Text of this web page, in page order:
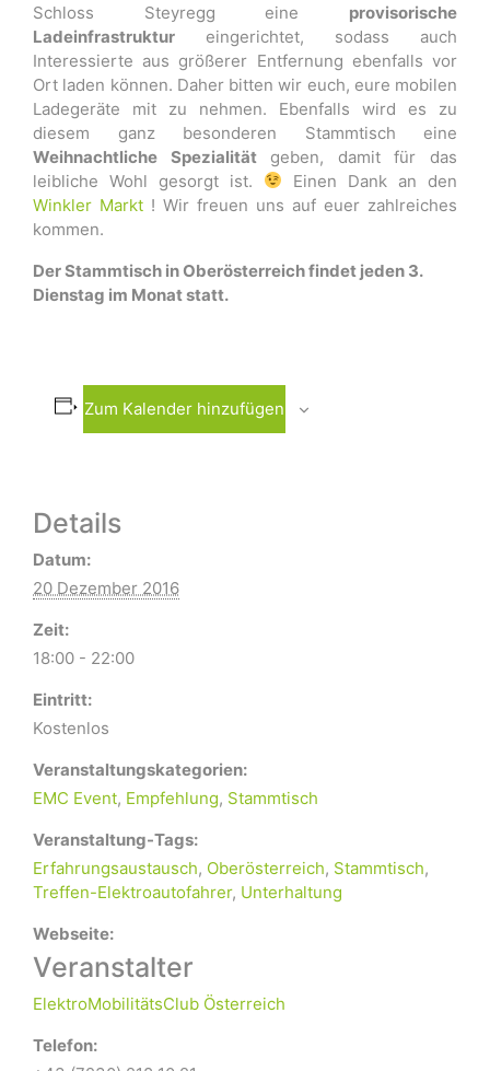
Schloss Steyregg eine provisorische
Ladeinfrastruktur eingerichtet, sodass auch
Interessierte aus größerer Entfernung ebenfalls vor
Ort laden können. Daher bitten wir euch, eure mobilen
Ladegeräte mit zu nehmen. Ebenfalls wird es zu
diesem ganz besonderen Stammtisch eine
Weihnachtliche Spezialitätgeben, damit für das
leibliche Wohl gesorgt ist.
Einen Dank an den
Winkler Markt ! Wir freuen uns auf euer zahlreiches
kommen.
Der Stammtisch in Oberösterreich findet jeden 3.
Dienstag im Monat statt.
Zum Kalender hinzufügen
Details
Datum:
20 Dezember 2016
Zeit:
18:00 - 22:00
Eintritt:
Kostenlos
Veranstaltungskategorien:
EMC Event, Empfehlung, Stammtisch
Veranstaltung-Tags:
Erfahrungsaustausch, Oberösterreich, Stammtisch,
Treffen-Elektroautofahrer, Unterhaltung
Webseite:
Veranstalter
ElektroMobilitätsClub Österreich
Telefon: